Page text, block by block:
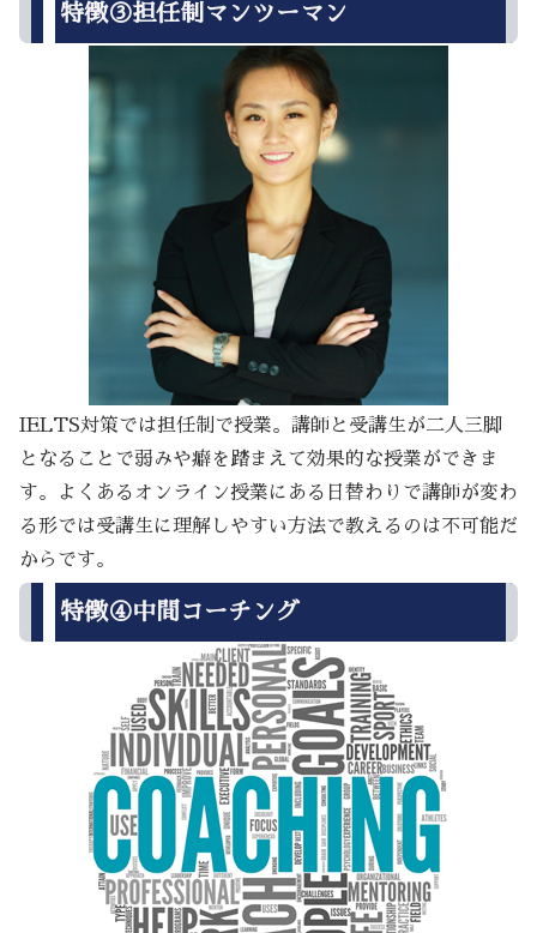
特徴③担任制マンツーマン
IELTS対策では担任制で授業。講師と受講生が二人三脚
となることで弱みや癖を踏まえて効果的な授業ができま
す。よくあるオンライン授業にある日替わりで講師が変わ
る形では受講生に理解しやすい方法で教えるのは不可能だ
からです。
特徴④中間コーチング